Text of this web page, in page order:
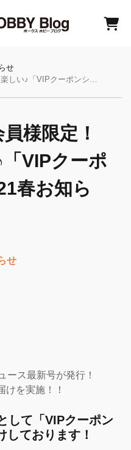
せ
ーポンシール」2021春お知らせ
様限定！
VIPクーポ
春お知ら
せ
ース最新号が発行！
けを実施！！
して「VIPクーポン
しております！